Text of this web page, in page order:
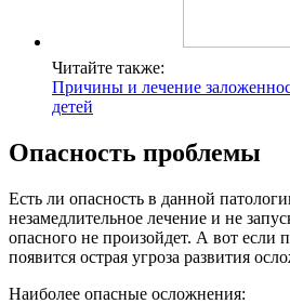
Читайте также:
Причины и лечение
детей
Опасность проблемы
Есть ли опасность в данной
незамедлительное лечение и не
опасного не произойдет. А вот если
появится острая угроза развития
Наиболее опасные осложнения: